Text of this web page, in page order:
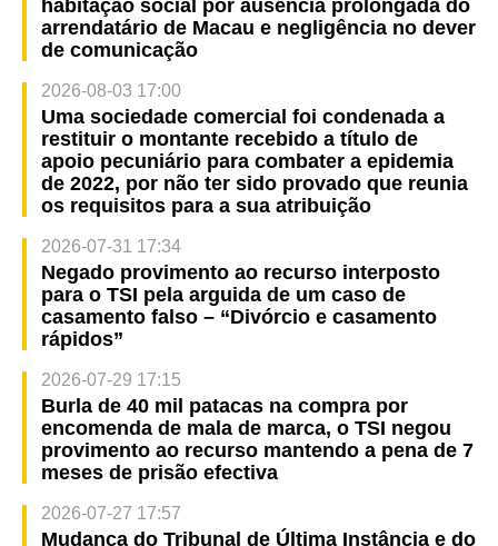
habitação social por ausência prolongada do
arrendatário de Macau e negligência no dever
de comunicação
2026-08-03 17:00
Uma sociedade comercial foi condenada a
restituir o montante recebido a título de
apoio pecuniário para combater a epidemia
de 2022, por não ter sido provado que reunia
os requisitos para a sua atribuição
2026-07-31 17:34
Negado provimento ao recurso interposto
para o TSI pela arguida de um caso de
casamento falso – “Divórcio e casamento
rápidos”
2026-07-29 17:15
Burla de 40 mil patacas na compra por
encomenda de mala de marca, o TSI negou
provimento ao recurso mantendo a pena de 7
meses de prisão efectiva
2026-07-27 17:57
Mudança do Tribunal de Última Instância e do